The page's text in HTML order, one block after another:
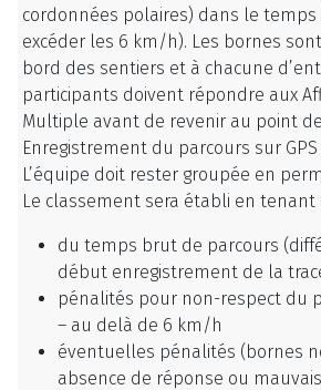
cordonnées polaires) dans le
excéder les 6 km/h). Les bornes
bord des sentiers et à chacune
participants doivent répondre aux
Multiple avant de revenir au point
Enregistrement du parcours sur
L’équipe doit rester groupée en
Le classement sera établi en tenant
du temps brut de parcours
début enregistrement de la
pénalités pour non-respect du
– au delà de 6 km/h
éventuelles pénalités (bornes
absence de réponse ou